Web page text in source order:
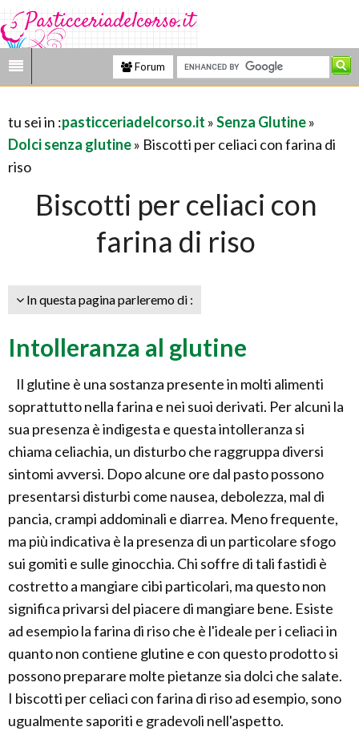
Forum
tu sei in :pasticceriadelcorso.it »Senza Glutine»
Dolci senza glutine» Biscotti per celiaci con farina di
riso
Biscotti per celiaci con
farina di riso
In questa pagina parleremo di :
Intolleranza al glutine
Il glutine è una sostanza presente in molti alimenti
soprattutto nella farina e nei suoi derivati. Per alcuni la
sua presenza è indigesta e questa intolleranza si
chiama celiachia, un disturbo che raggruppa diversi
sintomi avversi. Dopo alcune ore dal pasto possono
presentarsi disturbi come nausea, debolezza, mal di
pancia, crampi addominali e diarrea. Meno frequente,
ma più indicativa è la presenza di un particolare sfogo
sui gomiti e sulle ginocchia. Chi soffre di tali fastidi è
costretto a mangiare cibi particolari, ma questo non
significa privarsi del piacere di mangiare bene. Esiste
ad esempio la farina di riso che è l'ideale per i celiaci in
quanto non contiene glutine e con questo prodotto si
possono preparare molte pietanze sia dolci che salate.
I biscotti per celiaci con farina di riso ad esempio, sono
ugualmente saporiti e gradevoli nell'aspetto.